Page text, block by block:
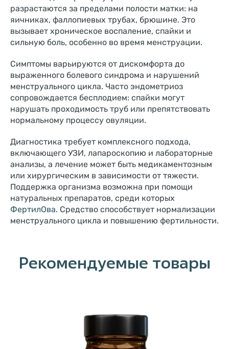
разрастаются за пределами полости матки: на
яичниках, фаллопиевых трубах, брюшине. Это
вызывает хроническое воспаление, спайки и
сильную боль, особенно во время менструации.
Симптомы варьируются от дискомфорта до
выраженного болевого синдрома и нарушений
менструального цикла. Часто эндометриоз
сопровождается бесплодием: спайки могут
нарушать проходимость труб или препятствовать
нормальному процессу овуляции.
Диагностика требует комплексного подхода,
включающего УЗИ, лапароскопию и лабораторные
анализы, а лечение может быть медикаментозным
или хирургическим в зависимости от тяжести.
Поддержка организма возможна при помощи
натуральных препаратов, среди которых
ФертилОва. Средство способствует нормализации
менструального цикла и повышению фертильности.
Рекомендуемые товары